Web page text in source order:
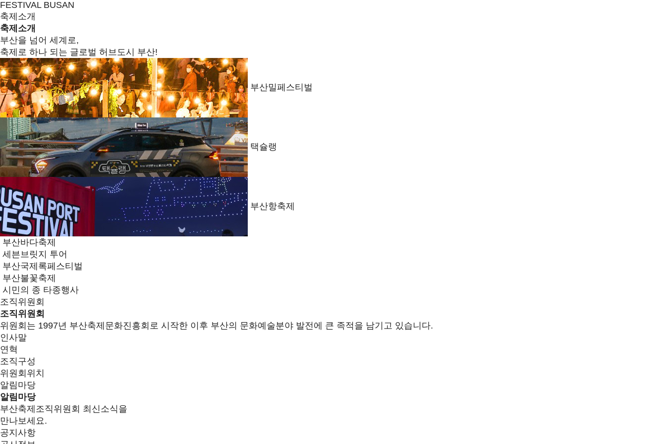
FESTIVAL BUSAN
축제소개
축제소개
부산을 넘어 세계로,
축제로 하나 되는 글로벌 허브도시 부산!
부산밀페스티벌
택슐랭
부산항축제
부산바다축제
세븐브릿지 투어
부산국제록페스티벌
부산불꽃축제
시민의 종 타종행사
조직위원회
조직위원회
위원회는 1997년 부산축제문화진흥회로 시작한 이후 부산의 문화예술분야 발전에 큰 족적을 남기고 있습니다.
인사말
연혁
조직구성
위원회위치
알림마당
알림마당
부산축제조직위원회 최신소식을
만나보세요.
공지사항